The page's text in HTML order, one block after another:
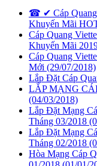
☎ ✔‎ Cáp Quang
Khuyến Mãi
Cáp Quang
Khuyến Mãi
Cáp Quang
Mới (29/07/2018)
Lắp Đặt Cáp
LẮP MẠNG
(04/03/2018)
Lắp Đặt Mạng
Tháng 03/2018
Lắp Đặt Mạng
Tháng 02/2018
Hòa Mạng Cáp